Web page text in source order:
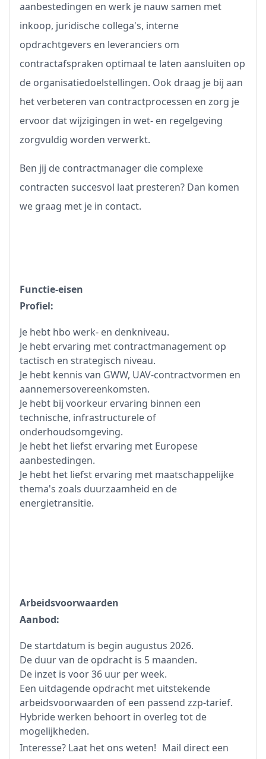
aanbestedingen en werk je nauw samen met
inkoop, juridische collega's, interne
opdrachtgevers en leveranciers om
contractafspraken optimaal te laten aansluiten op
de organisatiedoelstellingen. Ook draag je bij aan
het verbeteren van contractprocessen en zorg je
ervoor dat wijzigingen in wet- en regelgeving
zorgvuldig worden verwerkt.
Ben jij de contractmanager die complexe
contracten succesvol laat presteren? Dan komen
we graag met je in contact.
Functie-eisen
Profiel:
Je hebt hbo werk- en denkniveau.
Je hebt ervaring met contractmanagement op
tactisch en strategisch niveau.
Je hebt kennis van GWW, UAV-contractvormen en
aannemersovereenkomsten.
Je hebt bij voorkeur ervaring binnen een
technische, infrastructurele of
onderhoudsomgeving.
Je hebt het liefst ervaring met Europese
aanbestedingen.
Je hebt het liefst ervaring met maatschappelijke
thema's zoals duurzaamheid en de
energietransitie.
Arbeidsvoorwaarden
Aanbod:
De startdatum is begin augustus 2026.
De duur van de opdracht is 5 maanden.
De inzet is voor 36 uur per week.
Een uitdagende opdracht met uitstekende
arbeidsvoorwaarden of een passend zzp-tarief.
Hybride werken behoort in overleg tot de
mogelijkheden.
Interesse? Laat het ons weten! Mail direct een